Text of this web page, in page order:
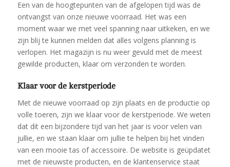
Een van de hoogtepunten van de afgelopen tijd was de
ontvangst van onze nieuwe voorraad. Het was een
moment waar we met veel spanning naar uitkeken, en we
zijn blij te kunnen melden dat alles volgens planning is
verlopen. Het magazijn is nu weer gevuld met de meest
gewilde producten, klaar om verzonden te worden.
Klaar voor de kerstperiode
Met de nieuwe voorraad op zijn plaats en de productie op
volle toeren, zijn we klaar voor de kerstperiode. We weten
dat dit een bijzondere tijd van het jaar is voor velen van
jullie, en we staan klaar om jullie te helpen bij het vinden
van een mooie tas of accessoire. De website is geüpdatet
met de nieuwste producten, en de klantenservice staat